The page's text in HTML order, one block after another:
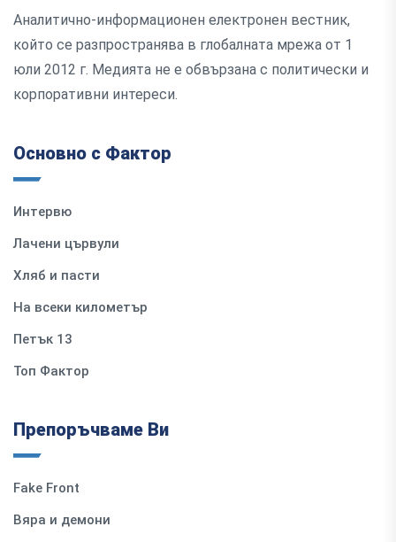
Аналитично-информационен електронен вестник,
който се разпространява в глобалната мрежа от 1
юли 2012 г. Медията не е обвързана с политически и
корпоративни интереси.
Основно с Фактор
Интервю
Лачени цървули
Хляб и пасти
На всеки километър
Петък 13
Топ Фактор
Препоръчваме Ви
Fake Front
Вяра и демони